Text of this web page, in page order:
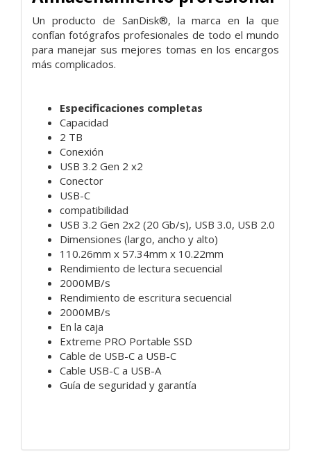
Un producto de SanDisk®, la marca en la que
confían fotógrafos profesionales de todo el mundo
para manejar sus mejores tomas en los encargos
más complicados.
Especificaciones completas
Capacidad
2 TB
Conexión
USB 3.2 Gen 2 x2
Conector
USB-C
compatibilidad
USB 3.2 Gen 2x2 (20 Gb/s), USB 3.0, USB 2.0
Dimensiones (largo, ancho y alto)
110.26mm x 57.34mm x 10.22mm
Rendimiento de lectura secuencial
2000MB/s
Rendimiento de escritura secuencial
2000MB/s
En la caja
Extreme PRO Portable SSD
Cable de USB-C a USB-C
Cable USB-C a USB-A
Guía de seguridad y garantía